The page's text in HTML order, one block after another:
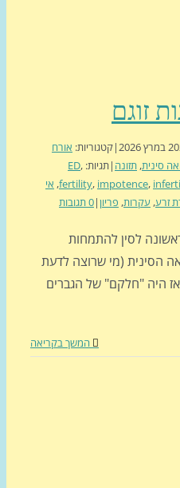
|קטגוריות:אורח
תזונה|תגיות: ED,
fertility,
, אי
,פריון|0 תגובות
לסין להתמחות
(מי שרוצה לדעת
"חלקם" של הגברים
המשך בקריאה